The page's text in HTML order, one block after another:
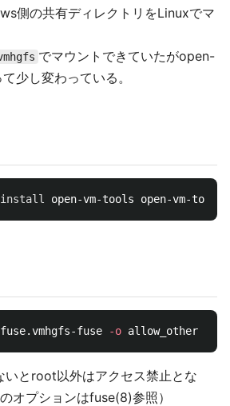
側の共有ディレクトリをLinuxでマ
でマウントできていたがopen-
少し変わっている。
install
fuse.vmhgfs-fuse -o allow_other
とroot以外はアクセス禁止とな
オプションはfuse(8)参照）